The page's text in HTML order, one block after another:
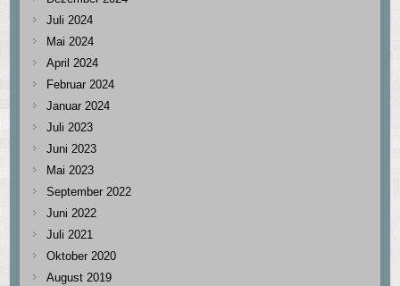
Juli 2024
Mai 2024
April 2024
Februar 2024
Januar 2024
Juli 2023
Juni 2023
Mai 2023
September 2022
Juni 2022
Juli 2021
Oktober 2020
August 2019